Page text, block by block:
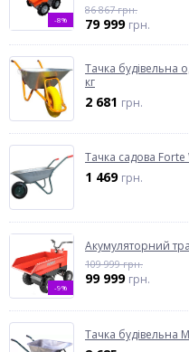
-8%
86 867 грн.
79 999 грн.
Тачка будівельна
кг
2 681 грн.
Тачка садова Forte
1 469 грн.
-9%
Акумуляторний
109 999 грн.
99 999 грн.
Тачка будівельна